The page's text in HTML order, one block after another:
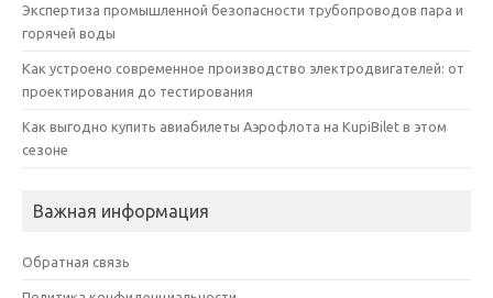
Экспертиза промышленной безопасности трубопроводов пара и
горячей воды
Как устроено современное производство электродвигателей: от
проектирования до тестирования
Как выгодно купить авиабилеты Аэрофлота на KupiBilet в этом
сезоне
Важная информация
Обратная связь